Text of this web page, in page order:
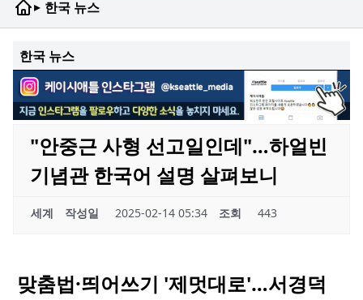
▸ 한국 뉴스
한국 뉴스
"안중근 사형 선고일인데"…하얼빈
기념관 한국어 설명 살펴보니
세계 작성일 2025-02-14 05:34 조회 443
맞춤법·띄어쓰기 '제멋대로'…서경덕